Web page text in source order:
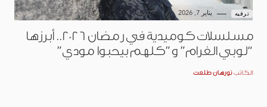
ترفيه يناير 7, 2026
مسلسلات كوميدية في رمضان 2026.. أبرزها
“لوبي الغرام” و”كلهم بيحبوا مودي”
الكاتب نورهان طلعت